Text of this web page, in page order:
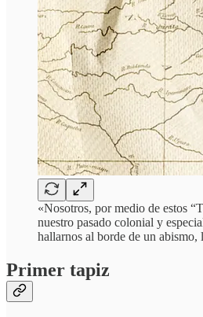
«Nosotros, por medio de estos
nuestro pasado colonial y
hallarnos al borde de un abismo,
Primer tapiz